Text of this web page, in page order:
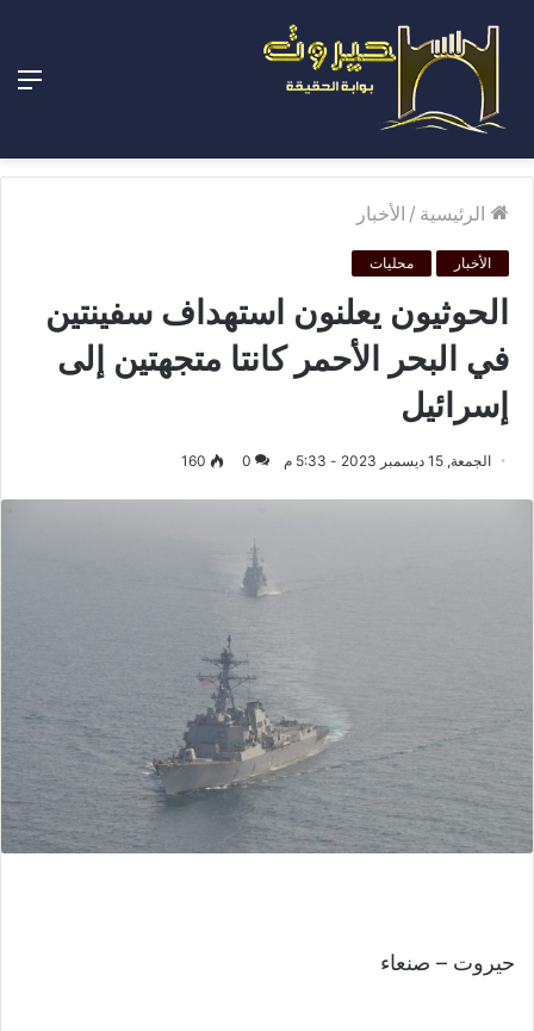
الرئيسية / الأخبار
الأخبار محليات
الحوثيون يعلنون استهداف سفينتين
في البحر الأحمر كانتا متجهتين إلى
إسرائيل
الجمعة, 15 ديسمبر 2023 - 5:33 م 0
160
حيروت – صنعاء